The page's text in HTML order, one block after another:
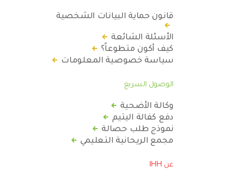
قانون حماية البيانات الشخصية
الأسئلة الشائعة
كيف أكون متطوعاً؟
سياسة خصوصية المعلومات
الوصول السريع
وكالة الأضحية
دفع كفالة اليتيم
نموذج طلب حصالة
مجمع الريحانية التعليمي
عن IHH